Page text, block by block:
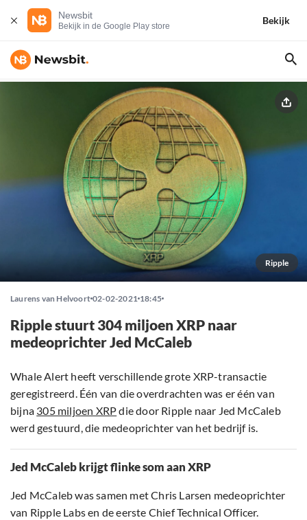
Newsbit
Bekijk in de Google Play store
Bekijk
Ripple
Laurens van Helvoort 02-02-2021 18:45
Ripple stuurt 304 miljoen XRP naar
medeoprichter Jed McCaleb
Whale Alert heeft verschillende grote XRP-transactie
geregistreerd. Één van die overdrachten was er één van
bijna 305 miljoen XRPdie door Ripple naar Jed McCaleb
werd gestuurd, die medeoprichter van het bedrijf is.
Jed McCaleb krijgt flinke som aan XRP
Jed McCaleb was samen met Chris Larsen medeoprichter
van Ripple Labs en de eerste Chief Technical Officer.